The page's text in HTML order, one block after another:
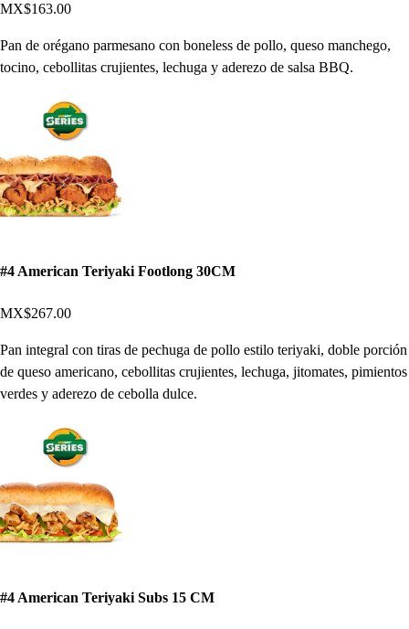
MX$163.00
Pan de orégano parmesano con boneless de pollo, queso manchego,
tocino, cebollitas crujientes, lechuga y aderezo de salsa BBQ.
#4 American Teriyaki Footlong 30CM
MX$267.00
Pan integral con tiras de pechuga de pollo estilo teriyaki, doble porción
de queso americano, cebollitas crujientes, lechuga, jitomates, pimientos
verdes y aderezo de cebolla dulce.
#4 American Teriyaki Subs 15 CM